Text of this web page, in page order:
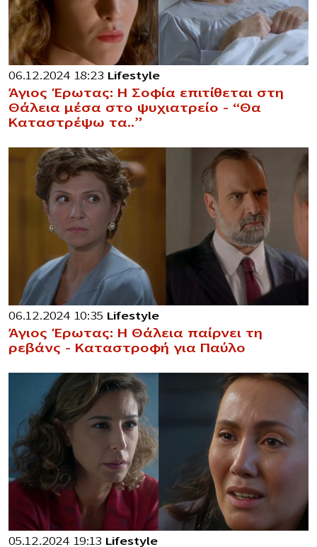
06.12.2024 18:23 Lifestyle
Άγιος Έρωτας: Η Σοφία επιτίθεται στη
Θάλεια μέσα στο ψυχιατρείο – “Θα
Καταστρέψω τα..”
06.12.2024 10:35 Lifestyle
Άγιος Έρωτας: Η Θάλεια παίρνει τη
ρεβάνς – Καταστροφή για Παύλο
05.12.2024 19:13 Lifestyle